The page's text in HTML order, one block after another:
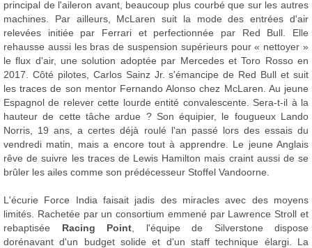
principal de l'aileron avant, beaucoup plus courbé que sur les autres
machines. Par ailleurs, McLaren suit la mode des entrées d'air
relevées initiée par Ferrari et perfectionnée par Red Bull. Elle
rehausse aussi les bras de suspension supérieurs pour « nettoyer »
le flux d'air, une solution adoptée par Mercedes et Toro Rosso en
2017. Côté pilotes, Carlos Sainz Jr. s'émancipe de Red Bull et suit
les traces de son mentor Fernando Alonso chez McLaren. Au jeune
Espagnol de relever cette lourde entité convalescente. Sera-t-il à la
hauteur de cette tâche ardue ? Son équipier, le fougueux Lando
Norris, 19 ans, a certes déjà roulé l'an passé lors des essais du
vendredi matin, mais a encore tout à apprendre. Le jeune Anglais
rêve de suivre les traces de Lewis Hamilton mais craint aussi de se
brûler les ailes comme son prédécesseur Stoffel Vandoorne.
L'écurie Force India faisait jadis des miracles avec des moyens
limités. Rachetée par un consortium emmené par Lawrence Stroll et
rebaptisée Racing Point , l'équipe de Silverstone dispose
dorénavant d'un budget solide et d'un staff technique élargi. La